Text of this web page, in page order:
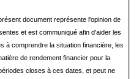
document représente l'opinion de
et est communiqué afin d'aider les
à comprendre la situation financière, les
de rendement financier pour la
closes à ces dates, et peut ne